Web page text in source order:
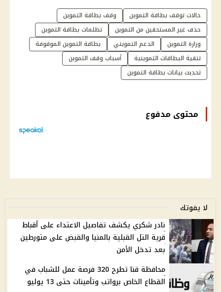
حالات توقف بطاقة التموين
وقف بطاقة التموين
حذف غير المستحقين من التموين
تظلمات بطاقة التموين
وزارة التموين
الدعم التمويني
بطاقة التموين الموقوفة
تنقية البطاقات التموينية
أسباب وقف التموين
تحديث بيانات بطاقة التموين
محتوى مدفوع
لا يفوتك
نادر شكري يكشف تفاصيل الاعتداء على أقباط
قرية التل القبلية بالمنيا والقبض على متورطين
بعد تدخل الأمن
محافظة قنا تطرح 320 فرصة عمل للشباب في
القطاع الخاص برواتب وتأمينات حتى 13 يوليو